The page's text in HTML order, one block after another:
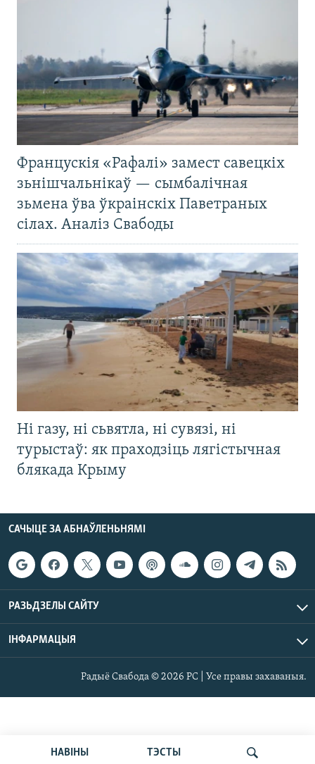
НАВІНЫ ТЭСТЫ
Францускія «Рафалі» замест савецкіх
зьнішчальнікаў — сымбалічная
зьмена ўва ўкраінскіх Паветраных
сілах. Аналіз Свабоды
Ні газу, ні сьвятла, ні сувязі, ні
турыстаў: як праходзіць лягістычная
блякада Крыму
САЧЫЦЕ ЗА АБНАЎЛЕНЬНЯМІ
РАЗЬДЗЕЛЫ САЙТУ
ІНФАРМАЦЫЯ
Радыё Свабода © 2026 РС | Усе правы захаваныя.